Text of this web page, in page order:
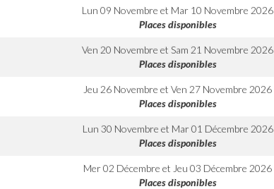
Lun 09 Novembre et Mar 10 Novembre 2026
Places disponibles
Ven 20 Novembre etSam 21 Novembre 2026
Places disponibles
Jeu 26 Novembre etVen 27 Novembre 2026
Places disponibles
Lun 30 Novembre et Mar 01 Décembre 2026
Places disponibles
Mer 02 Décembre et Jeu 03 Décembre 2026
Places disponibles